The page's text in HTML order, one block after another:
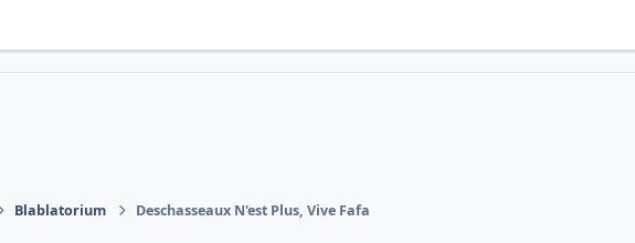
Blablatorium Deschasseaux N'est Plus, Vive Fafa